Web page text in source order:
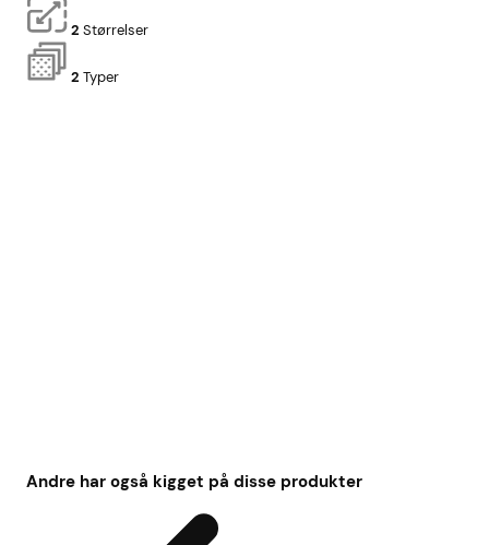
2 Størrelser
2 Typer
Andre har også kigget på disse produkter